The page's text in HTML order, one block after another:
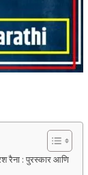
रैना : पुरस्कार आणि